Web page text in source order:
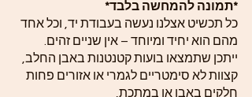
*תמונה להמחשה בלבד*
כל תכשיט אצלנו נעשה בעבודת יד, וכל אחד
מהם הוא יחיד ומיוחד – אין שניים זהים.
ייתכן שתמצאו בועות קטנטנות באבן החלב,
קצוות לא סימטריים לגמרי או אזורים פחות
חלקים באבן או במתכת,